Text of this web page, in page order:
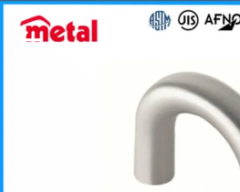
STEEL
GROUP
CHINA.